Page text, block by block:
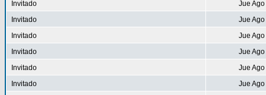
Invitado
Jue
Invitado
Jue
Invitado
Jue
Invitado
Jue
Invitado
Jue
Invitado
Jue